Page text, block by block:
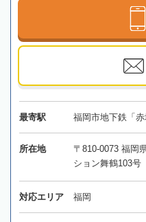
最寄駅 福岡市地下鉄「
所在地
〒810-0073 福岡
ション舞鶴103号
対応エリア 福岡